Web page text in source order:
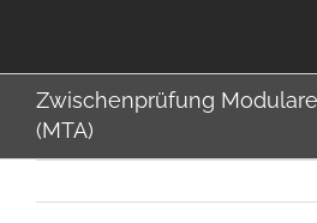
Zwischenprüfung
(MTA)